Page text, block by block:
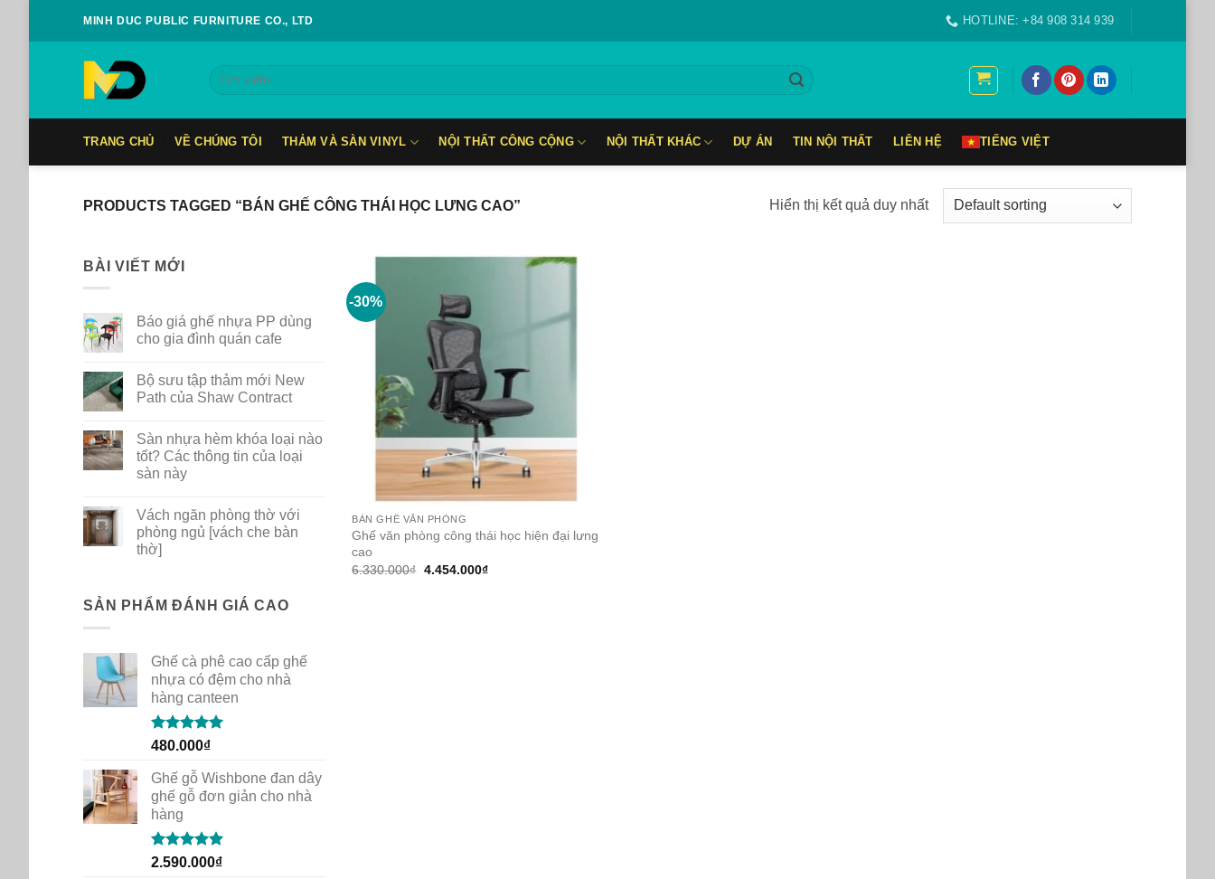
MINH DUC PUBLIC FURNITURE CO., LTD HOTLINE: +84 908 314 939
Tìm
TRANG CHỦ VỀ CHÚNG TÔI THẢM VÀ SÀN VINYL NỘI THẤT CÔNG CỘNG NỘI THẤT KHÁC DỰ ÁN TIN NỘI THẤT LIÊN HỆ TIẾNG VIỆT
PRODUCTS TAGGED “BÁN GHẾ CÔNG THÁI HỌC LƯNG CAO” Hiển thị kết quả duy nhất
BÀI VIẾT MỚI
Báo giá ghế nhựa PP dùng
cho gia đình quán cafe
on
Báo
giá
PP
dùng
cho
gia
cafe
Bộ sưu tập thảm mới New
Path của Shaw Contract
on
Bộ
sưu
tập
New
Path
của
Shaw
Contract
Sàn nhựa hèm khóa loại nào
tốt? Các thông tin của loại
sàn này
on
Sàn
nhựa
hèm
tốt?
Các
loại
sàn
Vách ngăn phòng thờ với
phòng ngủ [vách che bàn
thờ]
Vách
phòng
ngủ
[vách
bàn
thờ]
SẢN PHẨM ĐÁNH GIÁ CAO
Ghế cà phê cao cấp ghế
nhựa có đệm cho nhà
hàng canteen
Rated5.00
480.000₫
Ghế gỗ Wishbone đan dây
ghế gỗ đơn giản cho nhà
hàng
Rated5.00
2.590.000₫
-30%
BÀN GHẾ VĂN PHÒNG
Ghế văn phòng công thái học hiện đại lưng
cao
6.330.000₫ Original
4.454.000₫Current